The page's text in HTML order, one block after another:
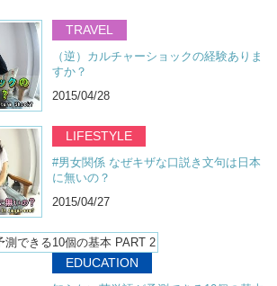
TRAVEL
（逆）カルチャーショックの経験ありま
すか？
2015/04/28
LIFESTYLE
#男女関係 なぜキザな口説き文句は日本
に無いの？
2015/04/27
EDUCATION